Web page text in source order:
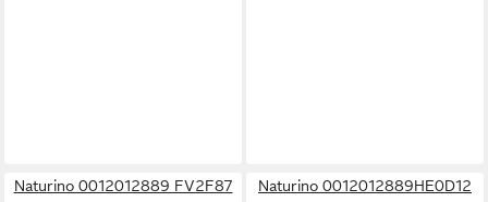
Naturino 0012012889 FV2F87
Naturino 0012012889HE0D12